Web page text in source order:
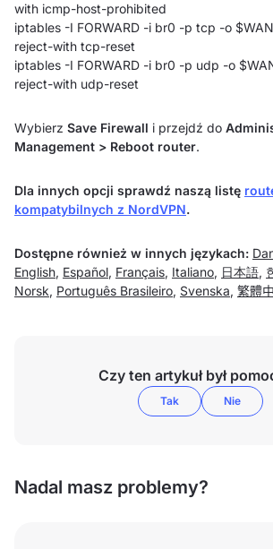
with icmp-host-prohibited
iptables -I FORWARD -i br0 -p tcp -o
reject-with tcp-reset
iptables -I FORWARD -i br0 -p udp -o
reject-with udp-reset
Wybierz Save Firewall i przejdź do
Management > Reboot router.
Dla innych opcji sprawdź naszą listę
kompatybilnych z NordVPN.
Dostępne również w innych językach:
English, Español, Français, Italiano, 日本語,
Norsk, Português Brasileiro, Svenska, 繁體
Czy ten artykuł był
Tak Nie
Nadal masz problemy?